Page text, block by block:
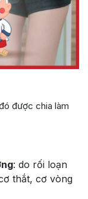
được chia làm
: do rối loạn
thắt, cơ vòng